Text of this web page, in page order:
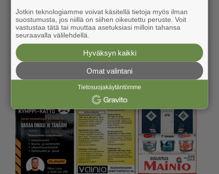
Jotkin teknologiamme voivat käsitellä tietoja myös ilman
suostumusta, jos niillä on siihen oikeutettu peruste. Voit
vastustaa tätä tai muuttaa asetuksiasi milloin tahansa
seuraavalla välilehdellä.
Hyväksyn kaikki
Omat valintani
Tietosuojakäytäntömme